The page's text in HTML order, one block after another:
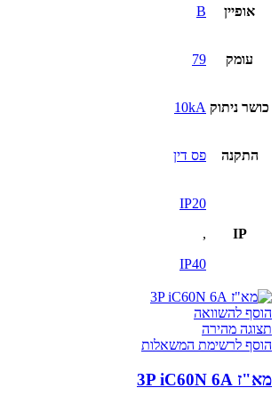
אופיין B
עומק 79
כושר ניתוק 10kA
התקנה פס דין
IP
IP20
,
IP40
הוסף להשוואה
תצוגה מהירה
הוסף לרשימת המשאלות
מא"ז 3P iC60N 6A